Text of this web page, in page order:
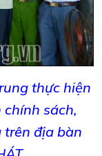
thực hiện
sách,
trên địa bàn